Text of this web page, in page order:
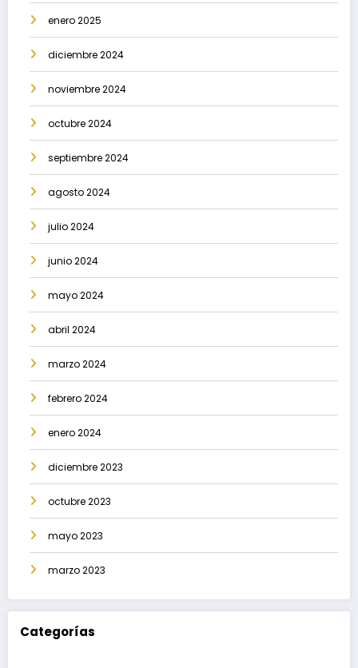
enero 2025
diciembre 2024
noviembre 2024
octubre 2024
septiembre 2024
agosto 2024
julio 2024
junio 2024
mayo 2024
abril 2024
marzo 2024
febrero 2024
enero 2024
diciembre 2023
octubre 2023
mayo 2023
marzo 2023
Categorías